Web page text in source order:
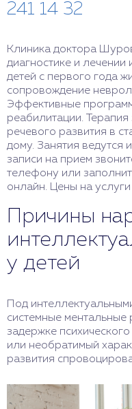
241 14 32
Клиника доктора
диагностике и
детей с первого года
сопровождение
Эффективные
реабилитации. Терапия
речевого развития в
дому. Занятия ведутся
записи на прием
телефону или
онлайн. Цены на услуги
Причины
у детей
Под
системные ментальные
задержке
или необратимый
развития